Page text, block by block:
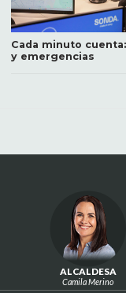
Cada minuto
y emergencias
ALCALDESA
Camila Merino